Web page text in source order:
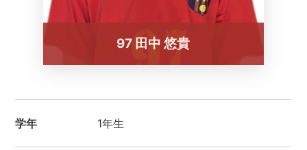
97 田中 悠貴
学年 1年生